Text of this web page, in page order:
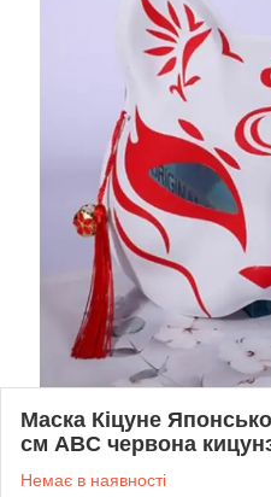
Маска Кіцуне
см ABC червона
Немає в наявності